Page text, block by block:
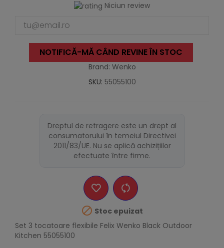
Niciun review
NOTIFICĂ-MĂ CÂND REVINE ÎN STOC
Brand: Wenko
SKU: 55055100
Dreptul de retragere este un drept al
consumatorului în temeiul Directivei
2011/83/UE. Nu se aplică achizițiilor
efectuate între firme.
 Stoc epuizat
Set 3 tocatoare flexibile Felix Wenko Black Outdoor
Kitchen 55055100